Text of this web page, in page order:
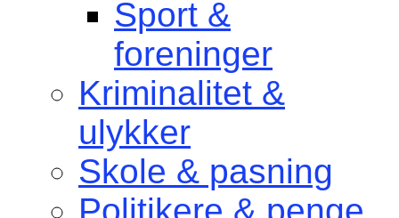
Sport &
foreninger
Kriminalitet &
ulykker
Skole & pasning